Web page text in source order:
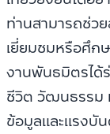
ท่านสามารถช่ว
เยี่ยมชมหรือศึก
งานพันธมิตรได้
ชีวิต วัฒนธรรม
ข้อมูลและแรงบั